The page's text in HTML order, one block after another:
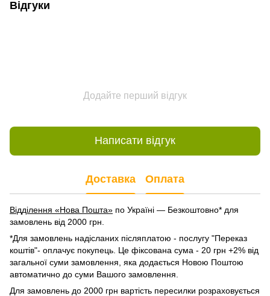
Відгуки
Додайте перший відгук
Написати відгук
Доставка Оплата
Відділення «Нова Пошта» по Україні — Безкоштовно* для
замовлень від 2000 грн.
*Для замовлень надісланих післяплатою - послугу "Переказ
коштів"- оплачує покупець. Це фіксована сума - 20 грн +2% від
загальної суми замовлення, яка додається Новою Поштою
автоматично до суми Вашого замовлення.
Для замовлень до 2000 грн вартість пересилки розраховується